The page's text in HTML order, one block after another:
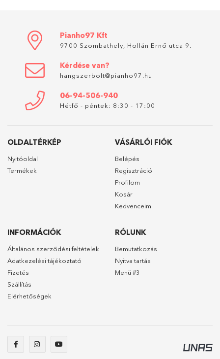
Pianho97 Kft
9700 Szombathely, Hollán Ernő utca 9.
Kérdése van?
hangszerbolt@pianho97.hu
06-94-506-940
Hétfő - péntek: 8:30 - 17:00
OLDALTÉRKÉP
Nyitóoldal
Termékek
VÁSÁRLÓI FIÓK
Belépés
Regisztráció
Profilom
Kosár
Kedvenceim
INFORMÁCIÓK
Általános szerződési feltételek
Adatkezelési tájékoztató
Fizetés
Szállítás
Elérhetőségek
RÓLUNK
Bemutatkozás
Nyitva tartás
Menü #3